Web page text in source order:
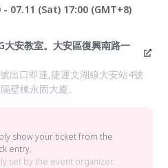
07.11 (Sat) 17:00 (GMT+8)
大安教室。大安區復興南路一
出口即達,捷運文湖線大安站4號
壁棟永固大廈。
show your ticket from the
entry.
set by the event organizer.